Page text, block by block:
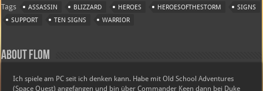
Tags ASSASSIN BLIZZARD HEROES HEROESOFTHESTORM
SIGNS
SUPPORT
TEN SIGNS WARRIOR
About Flom
Ich spiele am PC seit ich denken kann. Habe mit Old School Adventures
(Space Quest) angefangen und bin über Commander Keen dann bei Duke